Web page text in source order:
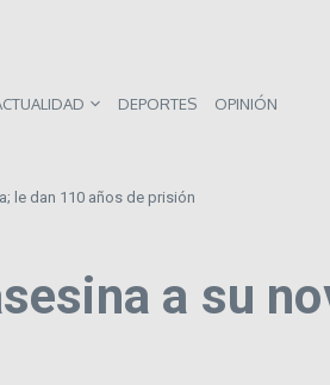
DEPORTES OPINIÓN
le dan 110 años de prisión
a su